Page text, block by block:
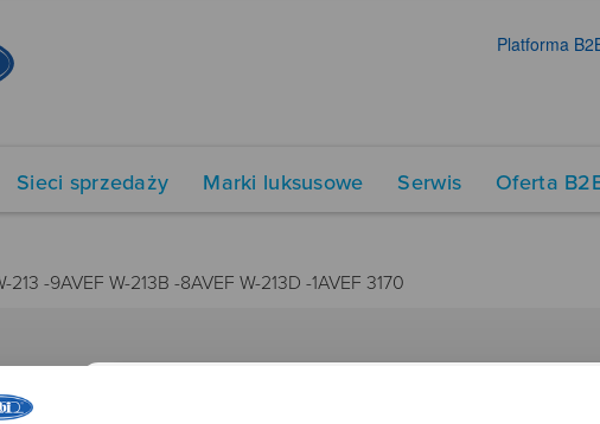
Platforma
Sieci sprzedaży Marki luksusowe Serwis Oferta
-9AVEF W-213B -8AVEF W-213D -1AVEF 3170